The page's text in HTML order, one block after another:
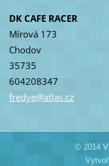
DK CAFE RACER
Mírová 173
Chodov
35735
604208347
fredye@atlas.cz
© 2014